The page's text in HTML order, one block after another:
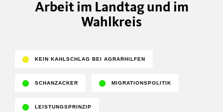
Arbeit im Landtag und im
Wahlkreis
KEIN KAHLSCHLAG BEI AGRARHILFEN
SCHANZACKER MIGRATIONSPOLITIK
LEISTUNGSPRINZIP